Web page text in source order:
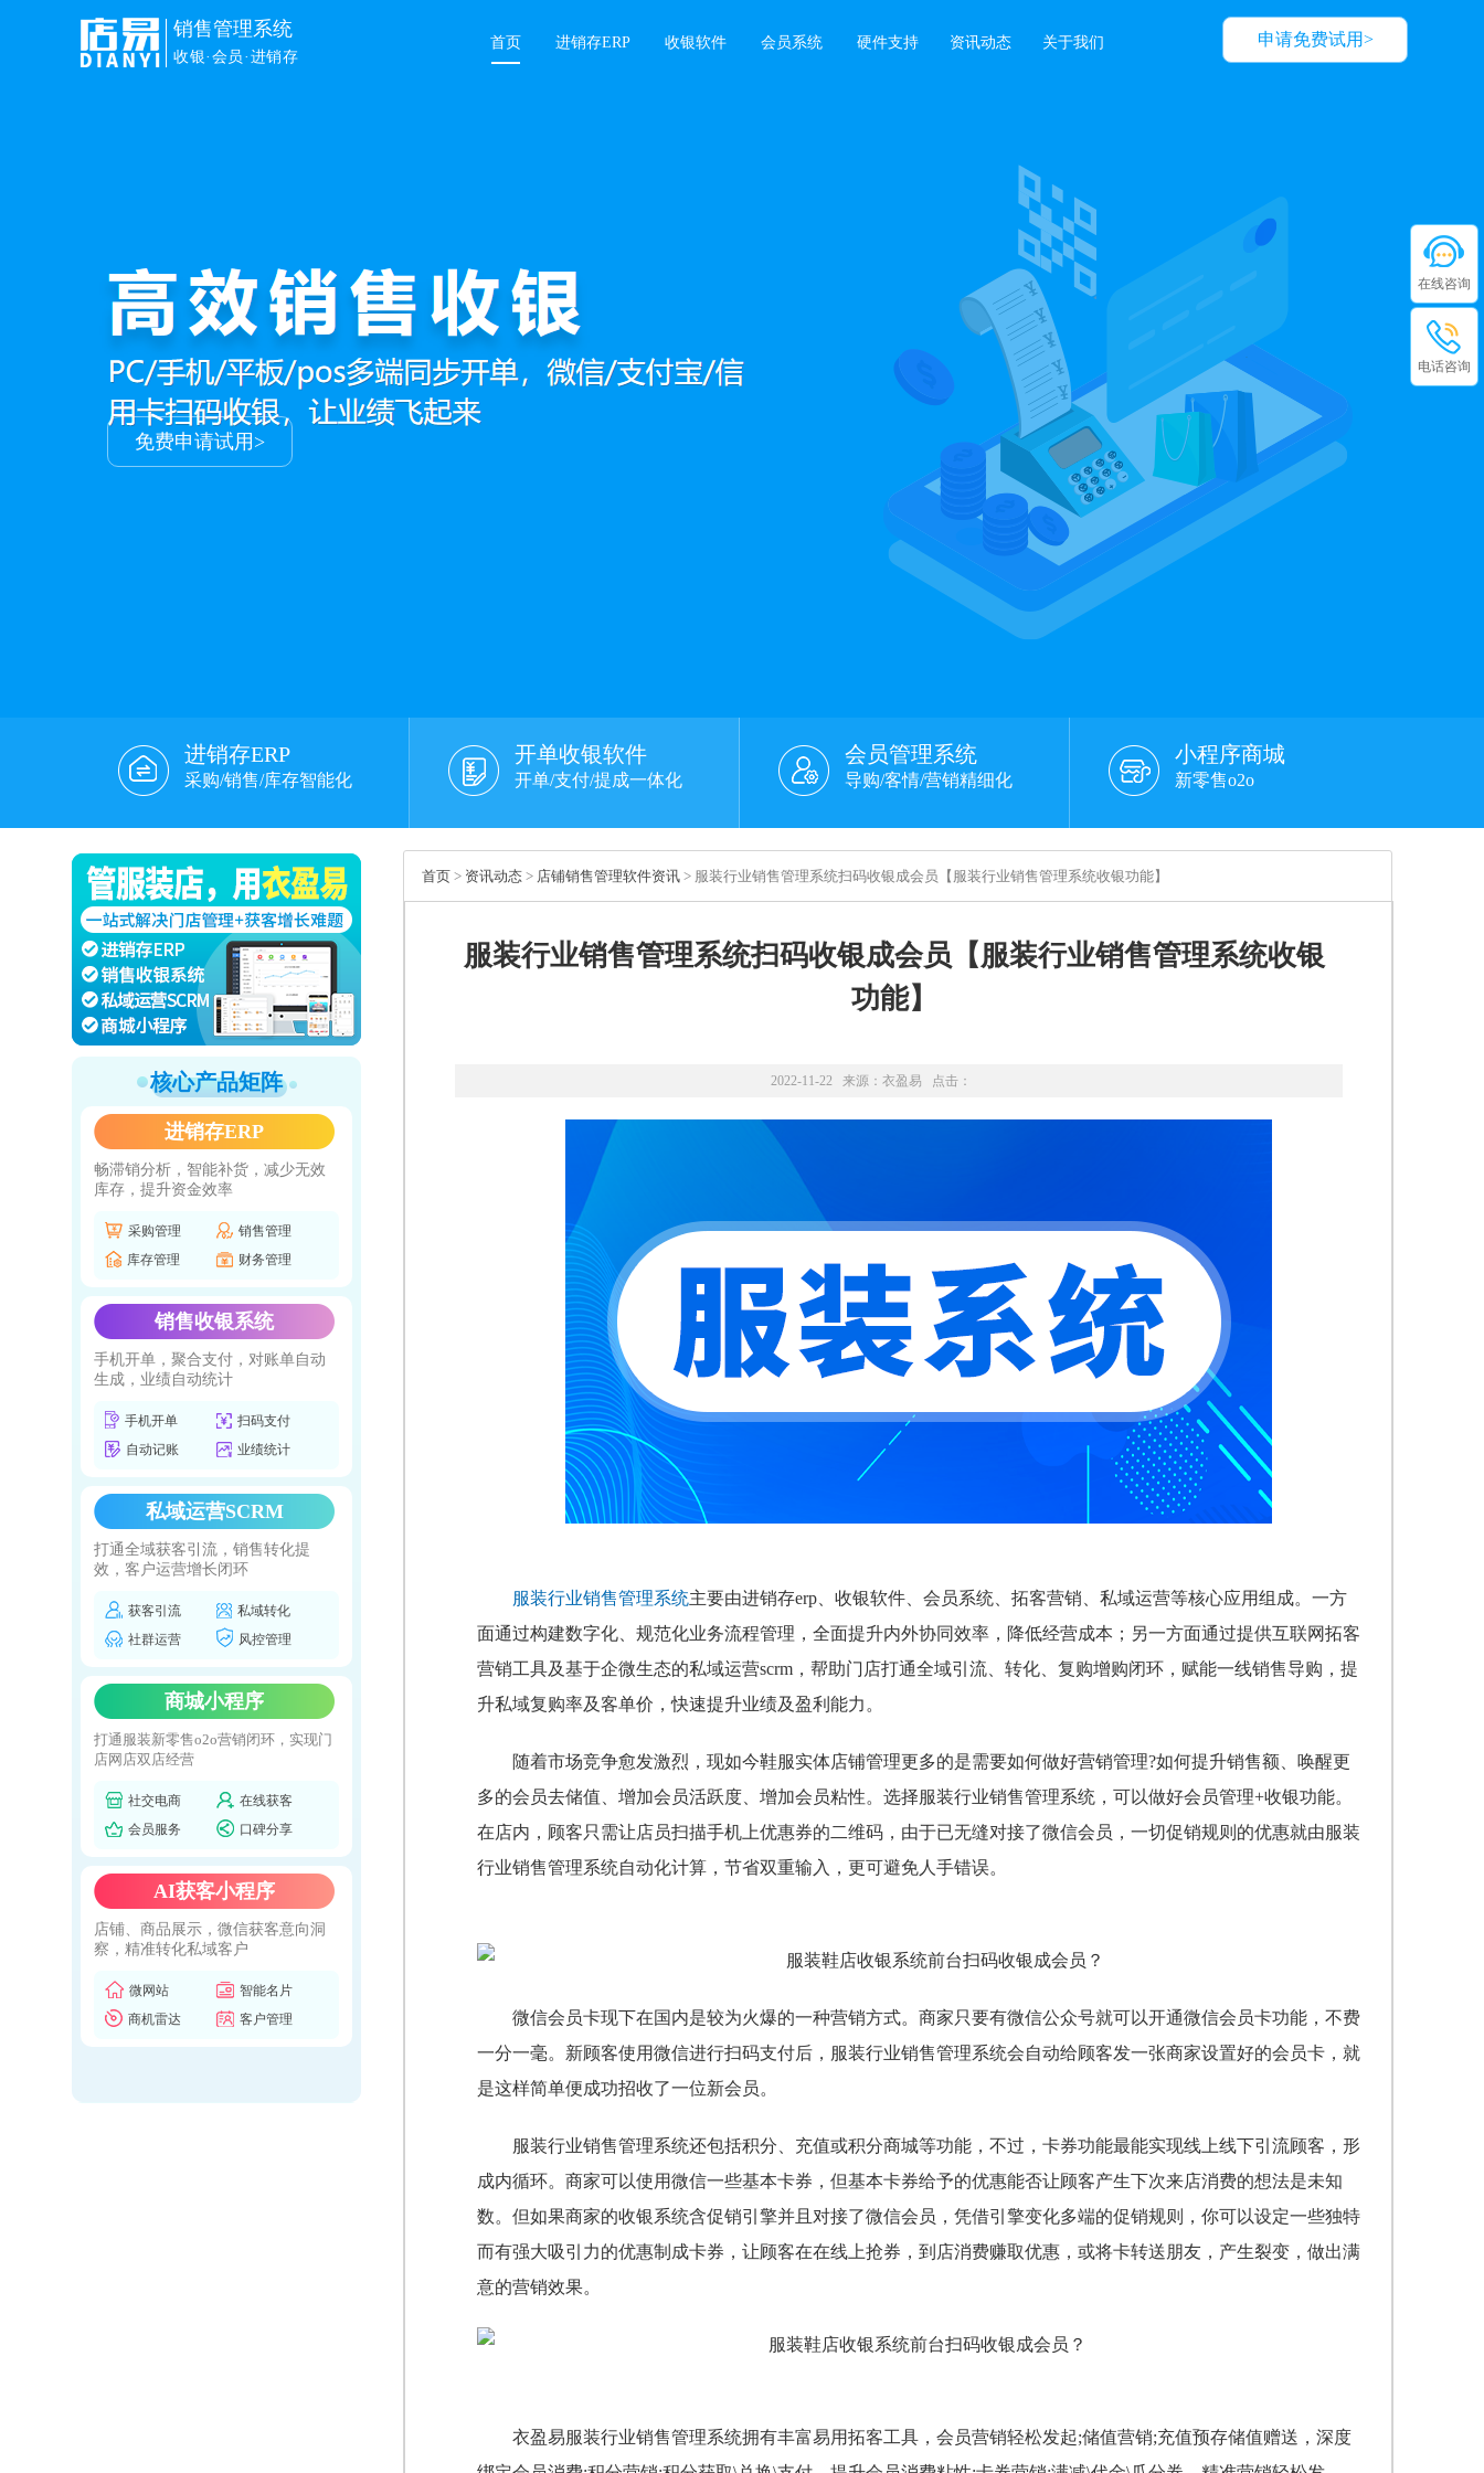
申请免费试用>
销售管理系统
收银·会员·进销存
首页 进销存ERP 收银软件 会员系统 硬件支持 资讯动态 关于我们
免费申请试用>
免费申请试用>
进销存ERP
采购/销售/库存智能化
开单收银软件
开单/支付/提成一体化
会员管理系统
导购/客情/营销精细化
小程序商城
新零售o2o
核心产品矩阵
进销存ERP
畅滞销分析，智能补货，减少无效
库存，提升资金效率
采购管理
销售管理
库存管理
财务管理
销售收银系统
手机开单，聚合支付，对账单自动
生成，业绩自动统计
手机开单
扫码支付
自动记账
业绩统计
私域运营SCRM
打通全域获客引流，销售转化提
效，客户运营增长闭环
获客引流
私域转化
社群运营
风控管理
商城小程序
打通服装新零售o2o营销闭环，实现门
店网店双店经营
社交电商
在线获客
会员服务
口碑分享
AI获客小程序
店铺、商品展示，微信获客意向洞
察，精准转化私域客户
微网站
智能名片
商机雷达
客户管理
首页 > 资讯动态 > 店铺销售管理软件资讯 > 服装行业销售管理系统扫码收银成会员【服装行业销售管理系统收银功能】
服装行业销售管理系统扫码收银成会员【服装行业销售管理系统收银
功能】
2022-11-22 来源： 衣盈易 点击：
服装行业销售管理系统主要由进销存erp、收银软件、会员系统、拓客营销、私域运营等核心应用组成。一方
面通过构建数字化、规范化业务流程管理，全面提升内外协同效率，降低经营成本；另一方面通过提供互联网拓客
营销工具及基于企微生态的私域运营scrm，帮助门店打通全域引流、转化、复购增购闭环，赋能一线销售导购，提
升私域复购率及客单价，快速提升业绩及盈利能力。
随着市场竞争愈发激烈，现如今鞋服实体店铺管理更多的是需要如何做好营销管理?如何提升销售额、唤醒更
多的会员去储值、增加会员活跃度、增加会员粘性。选择服装行业销售管理系统，可以做好会员管理+收银功能。
在店内，顾客只需让店员扫描手机上优惠券的二维码，由于已无缝对接了微信会员，一切促销规则的优惠就由服装
行业销售管理系统自动化计算，节省双重输入，更可避免人手错误。
微信会员卡现下在国内是较为火爆的一种营销方式。商家只要有微信公众号就可以开通微信会员卡功能，不费
一分一毫。新顾客使用微信进行扫码支付后，服装行业销售管理系统会自动给顾客发一张商家设置好的会员卡，就
是这样简单便成功招收了一位新会员。
服装行业销售管理系统还包括积分、充值或积分商城等功能，不过，卡券功能最能实现线上线下引流顾客，形
成内循环。 商家可以使用微信一些基本卡券，但基本卡券给予的优惠能否让顾客产生下次来店消费的想法是未知
数。但如果商家的收银系统含促销引擎并且对接了微信会员，凭借引擎变化多端的促销规则，你可以设定一些独特
而有强大吸引力的优惠制成卡券，让顾客在在线上抢券，到店消费赚取优惠，或将卡转送朋友，产生裂变，做出满
意的营销效果。
衣盈易服装行业销售管理系统拥有丰富易用拓客工具，会员营销轻松发起;储值营销;充值预存储值赠送，深度
在线咨询
电话咨询